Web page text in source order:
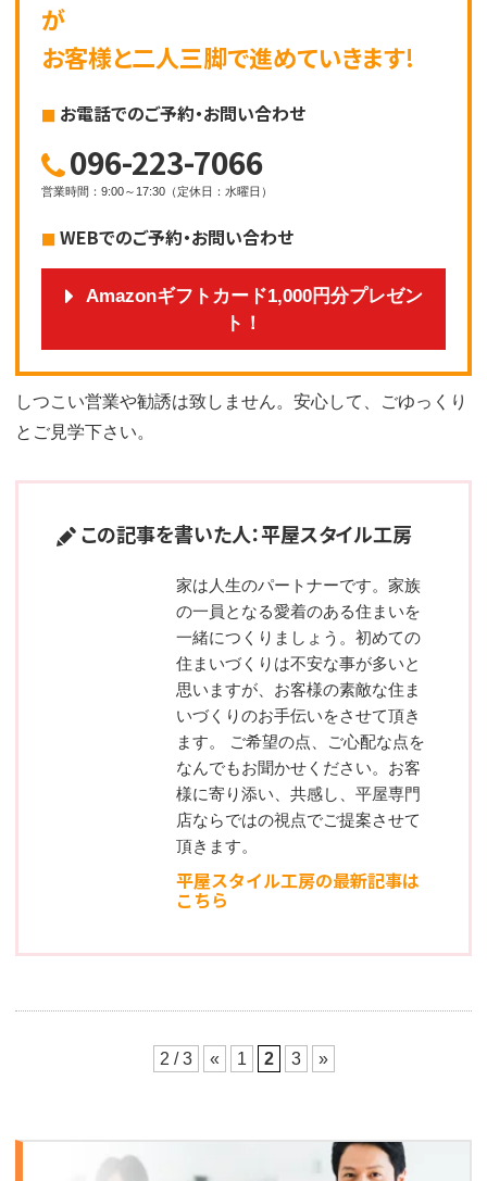
が
お客様と二人三脚で進めていきます!
お電話でのご予約・お問い合わせ
096-223-7066
営業時間 ： 9:00～17:30 （ 定休日 ： 水曜日 ）
WEBでのご予約・お問い合わせ
Amazonギフトカード1,000円分プレゼン
ト！
しつこい営業や勧誘は致しません。安心して、ごゆっくり
とご見学下さい。
この記事を書いた人：平屋スタイル工房
家は人生のパートナーです。家族
の一員となる愛着のある住まいを
一緒につくりましょう。初めての
住まいづくりは不安な事が多いと
思いますが、お客様の素敵な住ま
いづくりのお手伝いをさせて頂き
ます。 ご希望の点、ご心配な点を
なんでもお聞かせください。お客
様に寄り添い、共感し、平屋専門
店ならではの視点でご提案させて
頂きます。
平屋スタイル工房の最新記事は
こちら
2 / 3 « 1 2 3 »